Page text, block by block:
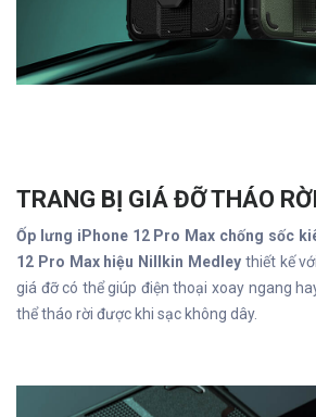
TRANG BỊ GIÁ ĐỠ THÁO RỜI
Ốp lưng iPhone 12 Pro Max chống sốc
12 Pro Max hiệu Nillkin Medleythiết kế
giá đỡ có thể giúp điện thoại xoay ngang
thể tháo rời được khi sạc không dây.